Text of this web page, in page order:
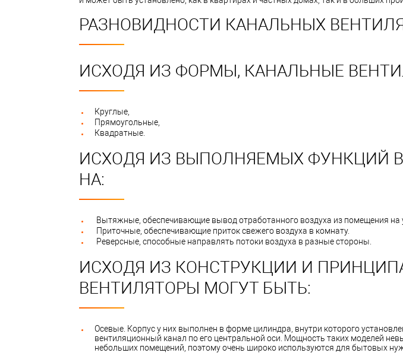
РАЗНОВИДНОСТИ КАНАЛЬНЫХ
ИСХОДЯ ИЗ ФОРМЫ, КАНАЛЬНЫЕ
Круглые,
Прямоугольные,
Квадратные.
ИСХОДЯ ИЗ ВЫПОЛНЯЕМЫХ ФУНКЦИЙ
НА:
Вытяжные, обеспечивающие вывод отработанного воздуха из помещения на
Приточные, обеспечивающие приток свежего воздуха в комнату.
Реверсные, способные направлять потоки воздуха в разные стороны.
ИСХОДЯ ИЗ КОНСТРУКЦИИ И
ВЕНТИЛЯТОРЫ МОГУТ БЫТЬ:
Осевые. Корпус у них выполнен в форме цилиндра, внутри которого
вентиляционный канал по его центральной оси. Мощность таких моделей
небольших помещений, поэтому очень широко используются для бытовых